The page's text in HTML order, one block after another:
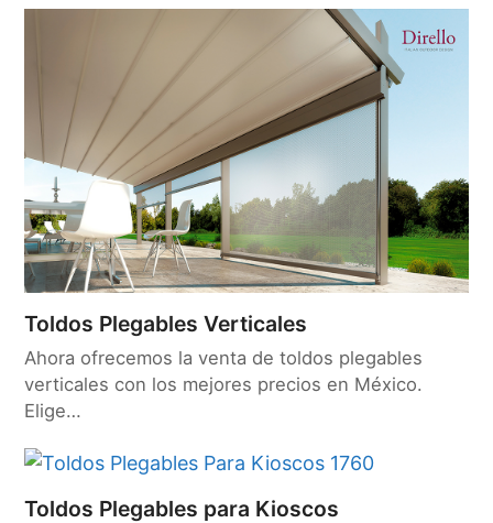
Toldos Plegables Verticales
Ahora ofrecemos la venta de toldos plegables
verticales con los mejores precios en México.
Elige…
Toldos Plegables para Kioscos